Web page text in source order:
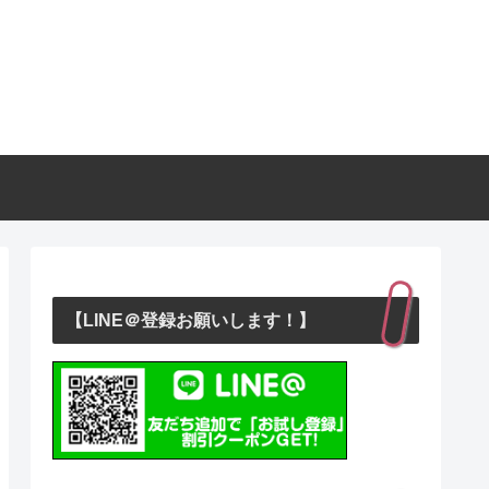
【LINE＠登録お願いします！】